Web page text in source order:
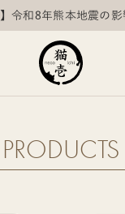
】令和8年熊本地震の
について
PRODUCTS